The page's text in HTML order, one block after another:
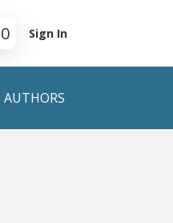
0 Sign In
AUTHORS